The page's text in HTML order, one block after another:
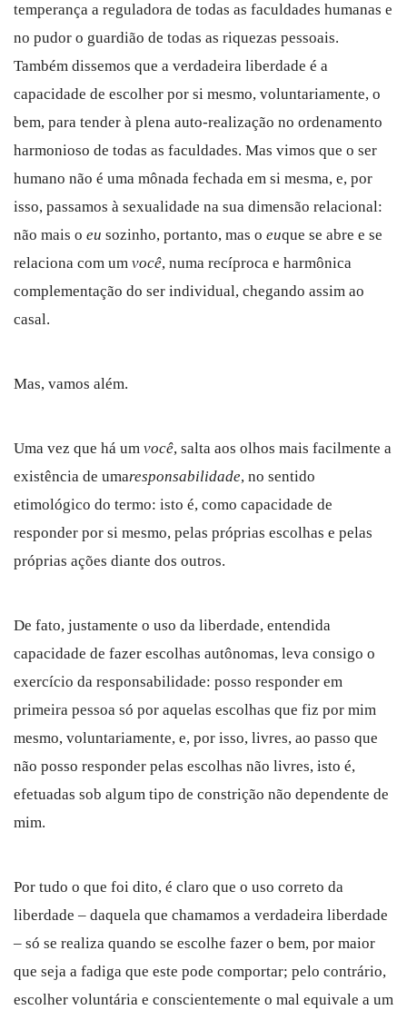
temperança a reguladora de todas as faculdades humanas e
no pudor o guardião de todas as riquezas pessoais.
Também dissemos que a verdadeira liberdade é a
capacidade de escolher por si mesmo, voluntariamente, o
bem, para tender à plena auto-realização no ordenamento
harmonioso de todas as faculdades. Mas vimos que o ser
humano não é uma mônada fechada em si mesma, e, por
isso, passamos à sexualidade na sua dimensão relacional:
não mais o eu sozinho, portanto, mas o euque se abre e se
relaciona com um você, numa recíproca e harmônica
complementação do ser individual, chegando assim ao
casal.
Mas, vamos além.
Uma vez que há um você, salta aos olhos mais facilmente a
existência de umaresponsabilidade, no sentido
etimológico do termo: isto é, como capacidade de
responder por si mesmo, pelas próprias escolhas e pelas
próprias ações diante dos outros.
De fato, justamente o uso da liberdade, entendida
capacidade de fazer escolhas autônomas, leva consigo o
exercício da responsabilidade: posso responder em
primeira pessoa só por aquelas escolhas que fiz por mim
mesmo, voluntariamente, e, por isso, livres, ao passo que
não posso responder pelas escolhas não livres, isto é,
efetuadas sob algum tipo de constrição não dependente de
mim.
Por tudo o que foi dito, é claro que o uso correto da
liberdade – daquela que chamamos a verdadeira liberdade
– só se realiza quando se escolhe fazer o bem, por maior
que seja a fadiga que este pode comportar; pelo contrário,
escolher voluntária e conscientemente o mal equivale a um